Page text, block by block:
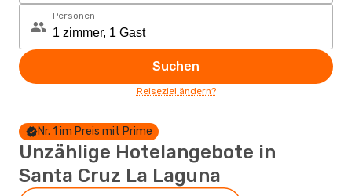
Personen
Suchen
Reiseziel ändern?
Nr. 1 im Preis mit Prime
Unzählige Hotelangebote in
Santa Cruz La Laguna